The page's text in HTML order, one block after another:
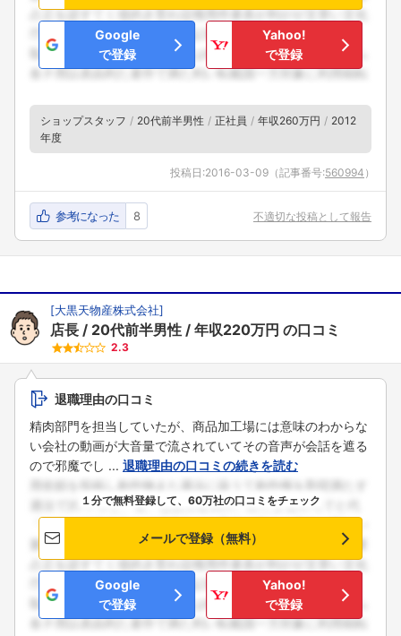
Google
で登録
Yahoo!
で登録
ショップスタッフ 20代前半男性 正社員 年収260万円
2012
年度
投稿日:2016-03-09 （記事番号:560994 ）
参考になった 8 不適切な投稿として報告
[大黒天物産株式会社]
店長 20代前半男性 年収220万円 の口コミ
2.3
退職理由の口コミ
精肉部門を担当していたが、商品加工場には意味のわからな
い会社の動画が大音量で流されていてその音声が会話を遮る
ので邪魔でし ... 退職理由の口コミの続きを読む
１分で無料登録して、60万社の口コミをチェック
メールで登録（無料）
Google
で登録
Yahoo!
で登録